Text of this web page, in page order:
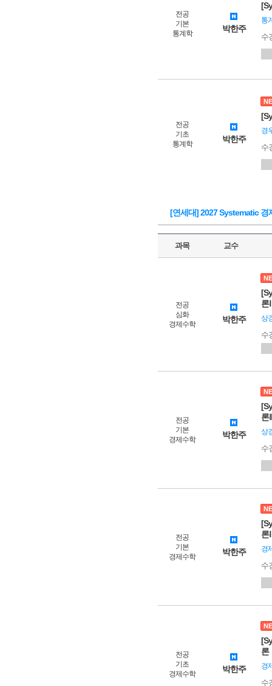
전공
기본
통계학
박한주
통
수
전공
기초
통계학
박한주
경
수
[연세대] 2027 Systematic 경
과목 교수
전공
심화
경제수학
박한주
론Ⅰ
상
수
전공
기본
경제수학
박한주
론Ⅱ
상
수
전공
기본
경제수학
박한주
론Ⅰ
경
수
전공
기초
경제수학
박한주
론
경
수